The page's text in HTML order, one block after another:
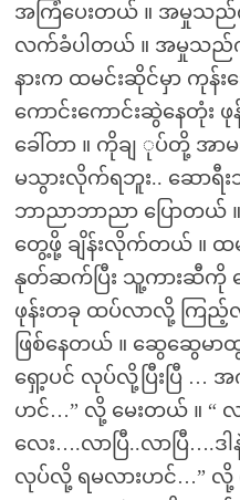
အကြံပေးတယ် ။ အမှုသ
လက်ခံပါတယ် ။ အမှုသည်က
နားက ထမင်းဆိုင်မှာ ကုန်
ကောင်းကောင်းဆွဲနေတုံး
ခေါ်တာ ။ ကိုချ ုပ်တို့ အာ
မသွားလိုက်ရဘူး.. ဆော
ဘာညာဘာညာ ပြောတယ် ။
တွေ့ဖို့ ချိန်းလိုက်တယ် ။ ထ
နုတ်ဆက်ပြီး သူ့ကားဆီကို
ဖုန်းတခု ထပ်လာလို့ ကြည့်
ဖြစ်နေတယ် ။ ဆွေဆွေမ
ရှော့ပင် လုပ်လို့ပြီးပြီ …
ဟင်…” လို့ မေးတယ် ။ “ လ
လေး….လာပြီ..လာပြီ….
လုပ်လို့ ရမလားဟင်…” လို့